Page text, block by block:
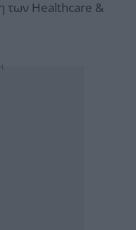
των Healthcare &